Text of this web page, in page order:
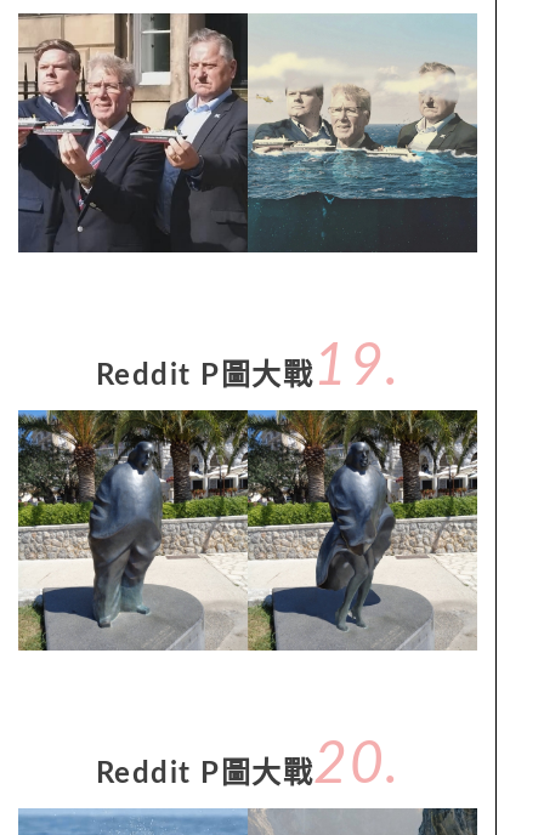
Reddit P圖大戰 19.
Reddit P圖大戰20.